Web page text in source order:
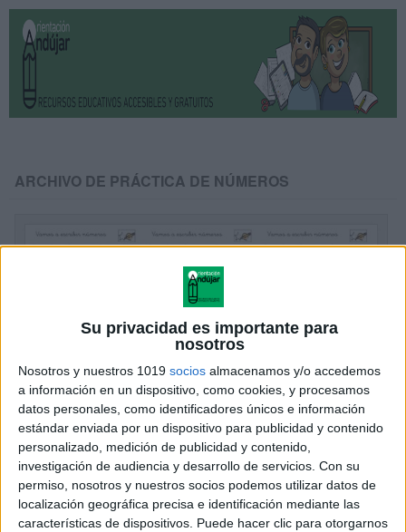
Su privacidad es importante para
nosotros
Nosotros y nuestros 1019 socios almacenamos y/o accedemos
a información en un dispositivo, como cookies, y procesamos
datos personales, como identificadores únicos e información
estándar enviada por un dispositivo para publicidad y contenido
personalizado, medición de publicidad y contenido,
investigación de audiencia y desarrollo de servicios. Con su
permiso, nosotros y nuestros socios podemos utilizar datos de
localización geográfica precisa e identificación mediante las
características de dispositivos. Puede hacer clic para otorgarnos
ARCHIVO DE PRÁCTICA DE NÚMEROS
Aprendemos a escribir los números del 1
al 100
Publicado el 1 mayo, 2024
Dominar la escritura de números es una habilidad
esencial para el aprendizaje de las matemáticas en la